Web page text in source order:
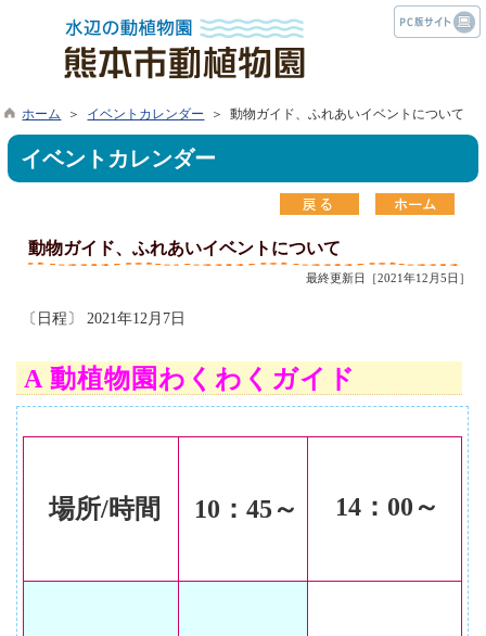
ホーム ＞ イベントカレンダー ＞ 動物ガイド、ふれあいイベントについて
イベントカレンダー
動物ガイド、ふれあいイベントについて
最終更新日［2021年12月5日］
〔日程〕 2021年12月7日
A 動植物園わくわくガイド
場所/時間 10 ：45～ 14：00～